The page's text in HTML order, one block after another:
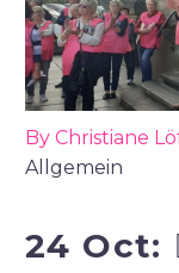
By Christiane
Allgemein
24 Oct: